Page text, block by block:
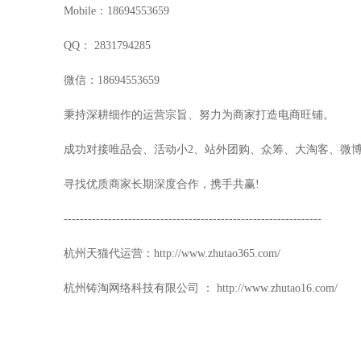
Mobile：18694553659
QQ： 2831794285
微信：18694553659
秉持深耕细作的运营宗旨、努力为商家打造电商旺铺。
成功对接唯品会、活动小2、站外团购、众筹、大淘客、微博
寻找优质商家长期深度合作，携手共赢!
----------------------------------------------------------------
杭州天猫代运营：http://www.zhutao365.com/
杭州铸淘网络科技有限公司 ： http://www.zhutao16.com/